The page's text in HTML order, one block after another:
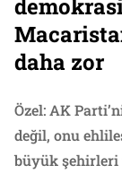
daha zor
Özel: AK
değil, onu
büyük şehirleri